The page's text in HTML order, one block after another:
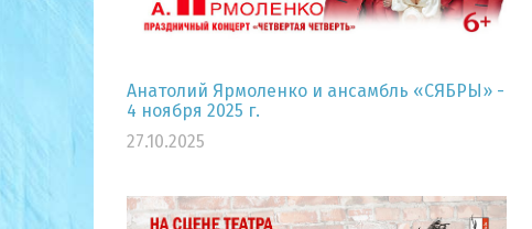
Анатолий Ярмоленко и ансамбль «СЯБРЫ» -
4 ноября 2025 г.
27.10.2025